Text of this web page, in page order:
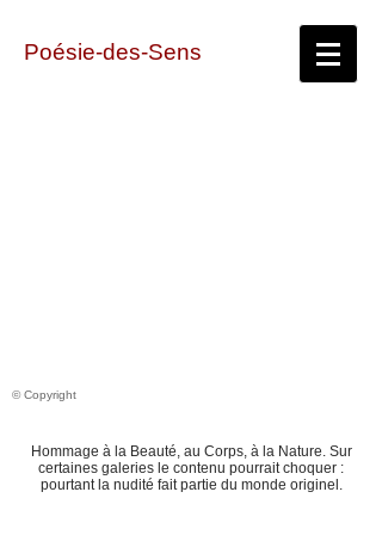
Poésie-des-Sens
© Copyright
Hommage à la Beauté, au Corps, à la Nature. Sur
certaines galeries le contenu pourrait choquer :
pourtant la nudité fait partie du monde originel.